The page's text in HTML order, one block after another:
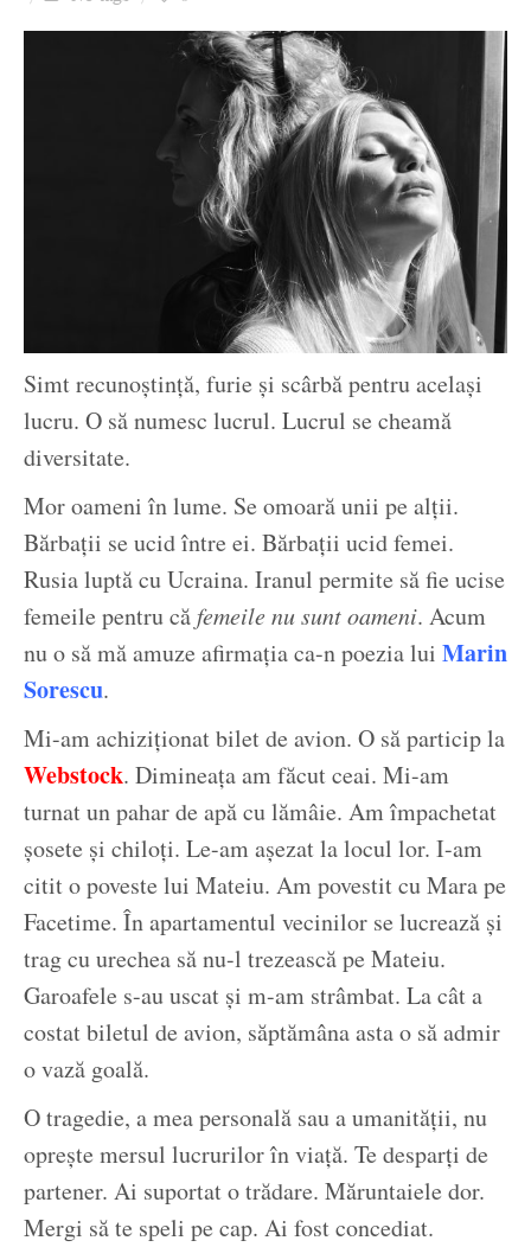
Ziua culorii
Simt recunoștință, furie și scârbă pentru același
lucru. O să numesc lucrul. Lucrul se cheamă
diversitate.
Mor oameni în lume. Se omoară unii pe alții.
Bărbații se ucid între ei. Bărbații ucid femei.
Rusia luptă cu Ucraina. Iranul permite să fie ucise
femeile pentru căfemeile nu sunt oameni. Acum
nu o să mă amuze afirmația ca-n poezia lui Marin
Sorescu.
Mi-am achiziționat bilet de avion. O să particip la
Webstock. Dimineața am făcut ceai. Mi-am
turnat un pahar de apă cu lămâie. Am împachetat
șosete și chiloți. Le-am așezat la locul lor. I-am
citit o poveste lui Mateiu. Am povestit cu Mara pe
Facetime. În apartamentul vecinilor se lucrează și
trag cu urechea să nu-l trezească pe Mateiu.
Garoafele s-au uscat și m-am strâmbat. La cât a
costat biletul de avion, săptămâna asta o să admir
o vază goală.
O tragedie, a mea personală sau a umanității, nu
oprește mersul lucrurilor în viață. Te desparți de
partener. Ai suportat o trădare. Măruntaiele dor.
Mergi să te speli pe cap. Ai fost concediat.